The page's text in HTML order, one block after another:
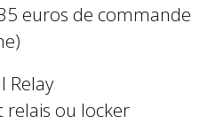
euros de commande
Relay
relais ou locker